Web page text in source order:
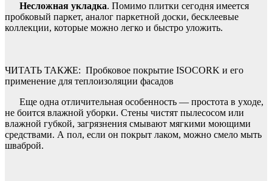
Несложная укладка. Помимо плитки сегодня имеется
пробковый паркет, аналог паркетной доски, бесклеевые
коллекции, которые можно легко и быстро уложить.
ЧИТАТЬ ТАКЖЕ: Пробковое покрытие ISOCORK и его
применение для теплоизоляции фасадов
Еще одна отличительная особенность — простота в уходе,
не боится влажной уборки. Стены чистят пылесосом или
влажной губкой, загрязнения смывают мягкими моющими
средствами. А пол, если он покрыт лаком, можно смело мыть
шваброй.